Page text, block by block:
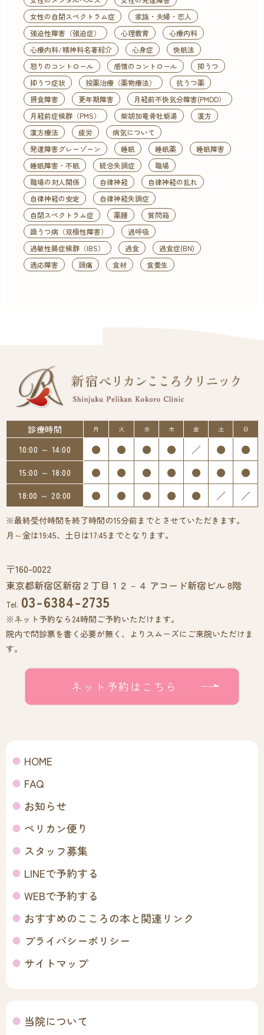
女性の自閉スペクトラム症
家族・夫婦・恋人
強迫性障害（強迫症）
心理教育
心療内科
心療内科/精神科名著紹介
心身症
快眠法
怒りのコントロール
感情のコントロール
抑うつ
抑うつ症状
投薬治療（薬物療法）
抗うつ薬
摂食障害
更年期障害
月経前不快気分障害(PMDD）
月経前症候群（PMS）
柴胡加竜骨牡蛎湯
漢方
漢方療法
疲労
病気について
発達障害グレーゾーン
睡眠 睡眠薬
睡眠障害
睡眠障害・不眠
統合失調症
職場
職場の対人関係
自律神経
自律神経の乱れ
自律神経の安定
自律神経失調症
自閉スペクトラム症
薬膳
質問箱
躁うつ病（双極性障害）
過呼吸
過敏性腸症候群（IBS）
過食
過食症(BN)
適応障害
頭痛 食材 食養生
診療時間 月 火 水 木 金 土 日
10:00 ～ 14:00 ● ● ● ● ／ ● ●
15:00 ～ 18:00 ● ● ● ● ● ● ●
18:00 ～ 20:00 ● ● ● ● ● ／ ／
※最終受付時間を終了時間の15分前までとさせていただきます。
月～金は19:45、土日は17:45までとなります。
〒160-0022
東京都新宿区新宿２丁目１２－４ アコード新宿ビル 8階
Tel. 03-6384-2735
※ネット予約なら24時間ご予約いただけます。
院内で問診票を書く必要が無く、よりスムーズにご来院いただけま
す。
ネット予約はこちら
HOME
FAQ
お知らせ
ペリカン便り
スタッフ募集
LINEで予約する
WEBで予約する
おすすめのこころの本と関連リンク
プライバシーポリシー
サイトマップ
当院について